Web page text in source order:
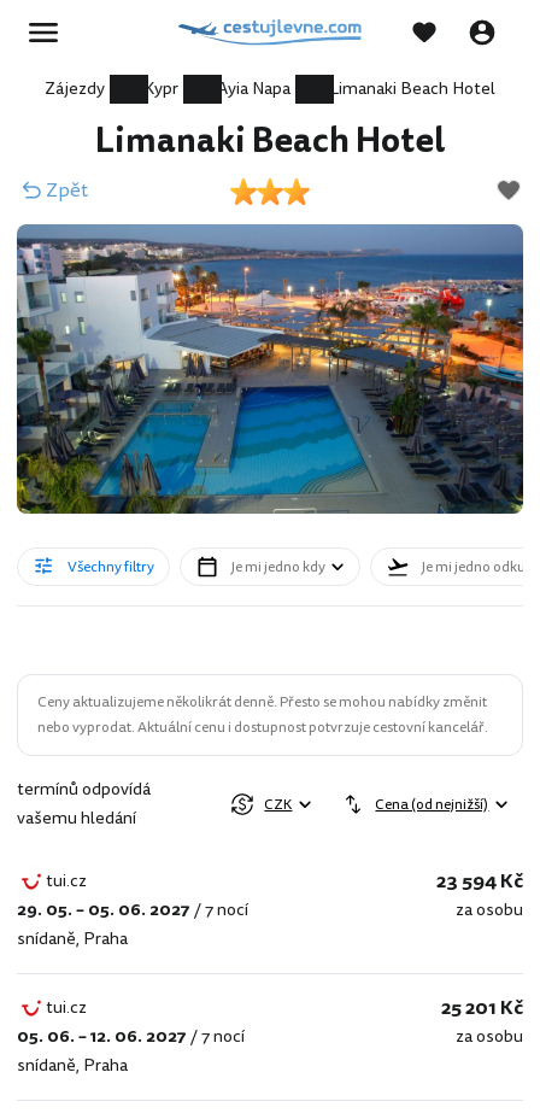
Zájezdy Kypr Ayia Napa Limanaki Beach Hotel
Limanaki Beach Hotel
Zpět
Všechny filtry Je mi jedno kdy Je mi jedno odkud
Ceny aktualizujeme několikrát denně. Přesto se mohou nabídky změnit
nebo vyprodat. Aktuální cenu i dostupnost potvrzuje cestovní kancelář.
termínů odpovídá
vašemu hledání
CZK Cena (od nejnižší)
tui.cz
tui.cz
29. 05. – 05. 06. 2027/7 nocí
snídaně, Praha
23 594 Kč
za osobu
tui.cz
tui.cz
05. 06. – 12. 06. 2027/7 nocí
snídaně, Praha
25 201 Kč
za osobu